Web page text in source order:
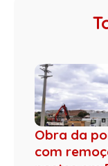
Obra da
com